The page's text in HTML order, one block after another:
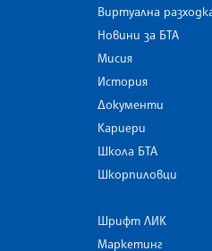
Виртуална
Новини за БТА
Мисия
История
Документи
Кариери
Школа БТА
Шкорпиловци
Шрифт ЛИК
Маркетинг